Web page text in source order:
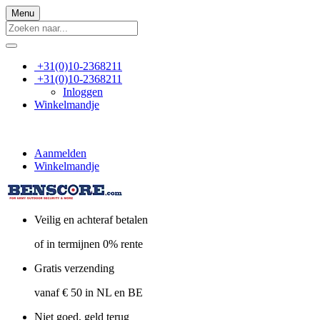
Menu
+31(0)10-2368211
+31(0)10-2368211
Inloggen
Winkelmandje
Aanmelden
Winkelmandje
Veilig en achteraf betalen
of in termijnen 0% rente
Gratis verzending
vanaf € 50 in NL en BE
Niet goed, geld terug